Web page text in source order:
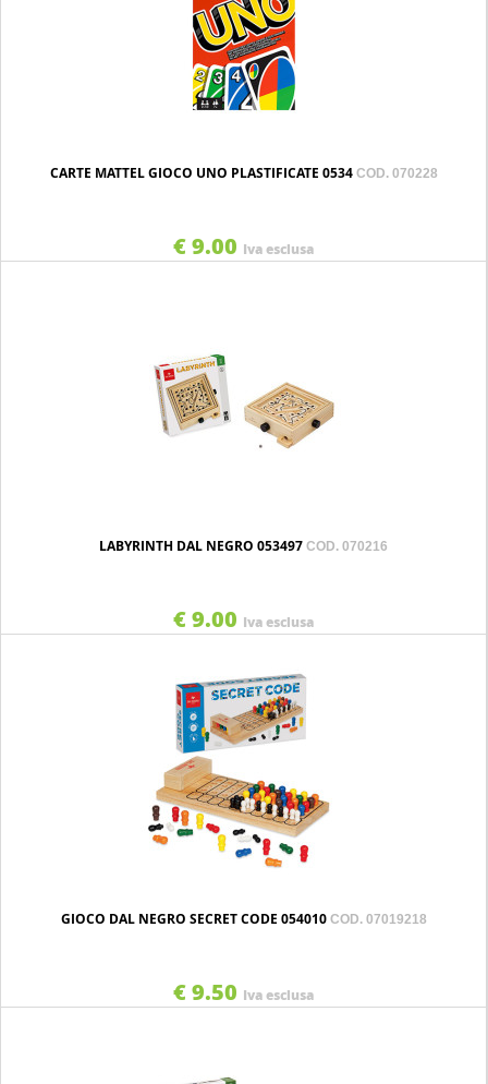
CARTE MATTEL GIOCO UNO PLASTIFICATE 0534 COD. 070228
€ 9.00 Iva esclusa
LABYRINTH DAL NEGRO 053497 COD. 070216
€ 9.00 Iva esclusa
GIOCO DAL NEGRO SECRET CODE 054010 COD. 07019218
€ 9.50 Iva esclusa